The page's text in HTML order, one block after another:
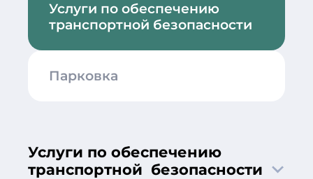
Услуги по обеспечению
транспортной безопасности
Парковка
Услуги по обеспечению
транспортной безопасности